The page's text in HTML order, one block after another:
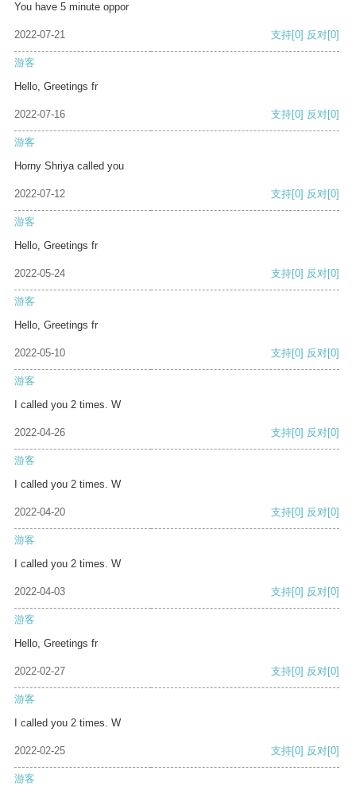
You have 5 minute oppor
2022-07-21 支持[0] 反对[0]
游客
Hello, Greetings fr
2022-07-16 支持[0] 反对[0]
游客
Horny Shriya called you
2022-07-12 支持[0] 反对[0]
游客
Hello, Greetings fr
2022-05-24 支持[0] 反对[0]
游客
Hello, Greetings fr
2022-05-10 支持[0] 反对[0]
游客
I called you 2 times. W
2022-04-26 支持[0] 反对[0]
游客
I called you 2 times. W
2022-04-20 支持[0] 反对[0]
游客
I called you 2 times. W
2022-04-03 支持[0] 反对[0]
游客
Hello, Greetings fr
2022-02-27 支持[0] 反对[0]
游客
I called you 2 times. W
2022-02-25 支持[0] 反对[0]
游客